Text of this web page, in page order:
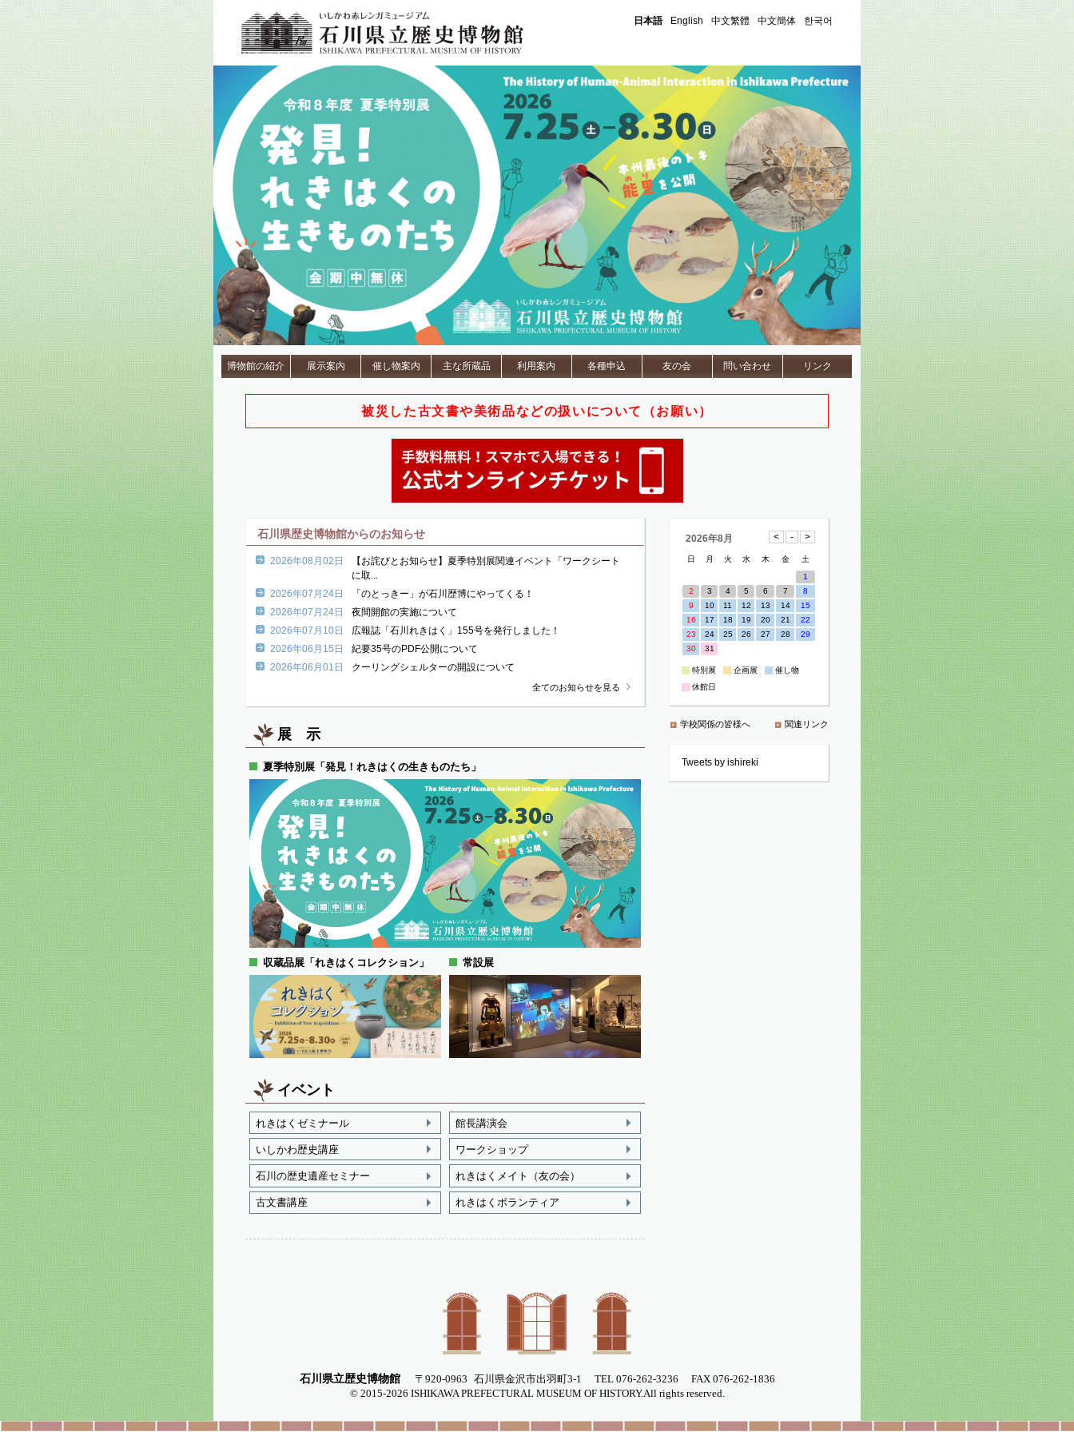
石川県立歴史博物館
博物館の紹介 展示案内 催し物案内 主な所蔵品 利用案内 各種申込 友の会 問い合わせ リンク
日本語 English 中文繁體 中文簡体 한국어
被災した古文書や美術品などの扱いについて（お願い）
石川県歴史博物館からのお知らせ
2026年08月02日
【お詫びとお知らせ】夏季特別展関連イベント「ワークシート
に取...
2026年07月24日
「のとっきー」が石川歴博にやってくる！
2026年07月24日
夜間開館の実施について
2026年07月10日
広報誌「石川れきはく」155号を発行しました！
2026年06月15日
紀要35号のPDF公開について
2026年06月01日
クーリングシェルターの開設について
全てのお知らせを 見る
展 示
夏季特別展「発見！れきはくの生きものたち」
収蔵品展「れきはくコレクション」 常設展
イベント
れきはくゼミナール
いしかわ歴史講座
石川の歴史遺産セミナー
古文書講座
館長講演会
ワークショップ
れきはくメイト（友の会）
れきはくボランティア
2026年8月
日 月 火 水 木 金
土
1
2
3 4 5 6 7
8
9
10 11 12 13 14
15
16
17 18 19 20 21
22
23
24 25 26 27 28
29
30
31
特別展 企画展
催し物
休館日
学校関係の皆様へ 関連リンク
Tweets by ishireki
石川県立歴史博物館 〒920-0963 石川県金沢市出羽町3-1 TEL 076-262-3236
FAX 076-262-1836
© 2015-2026 ISHIKAWA PREFECTURAL MUSEUM OF HISTORY.All rights reserved.